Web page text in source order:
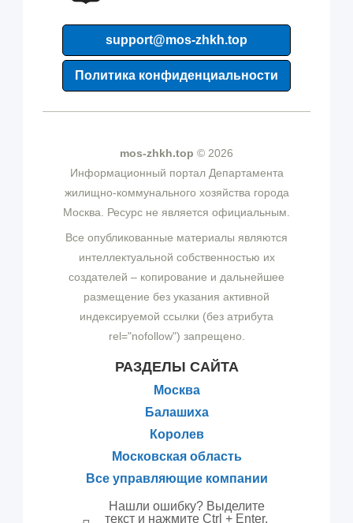
support@mos-zhkh.top
Политика конфиденциальности
mos-zhkh.top © 2026
Информационный портал Департамента
жилищно-коммунального хозяйства города
Москва. Ресурс не является официальным.
Все опубликованные материалы являются
интеллектуальной собственностью их
создателей – копирование и дальнейшее
размещение без указания активной
индексируемой ссылки (без атрибута
rel="nofollow") запрещено.
РАЗДЕЛЫ САЙТА
Москва
Балашиха
Королев
Московская область
Все управляющие компании
Нашли ошибку? Выделите
текст и нажмите Ctrl + Enter,